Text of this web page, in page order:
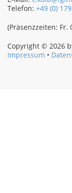
Telefon: +49 (0)
(Präsenzzeiten: Fr.
Copyright © 2026
Impressum •